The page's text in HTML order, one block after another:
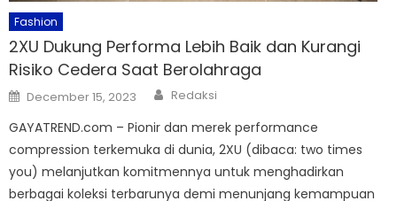
Fashion
2XU Dukung Performa Lebih Baik dan Kurangi
Risiko Cedera Saat Berolahraga
Posted
on
December 15, 2023 Author
Redaksi
GAYATREND.com – Pionir dan merek performance
compression terkemuka di dunia, 2XU (dibaca: two times
you) melanjutkan komitmennya untuk menghadirkan
berbagai koleksi terbarunya demi menunjang kemampuan